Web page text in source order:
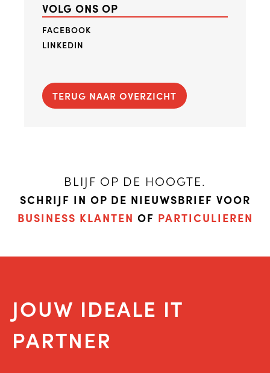
VOLG ONS OP
FACEBOOK
LINKEDIN
TERUG NAAR OVERZICHT
BLIJF OP DE HOOGTE.
SCHRIJF IN OP DE NIEUWSBRIEF VOOR
BUSINESS KLANTEN OF PARTICULIEREN
JOUW IDEALE IT
PARTNER